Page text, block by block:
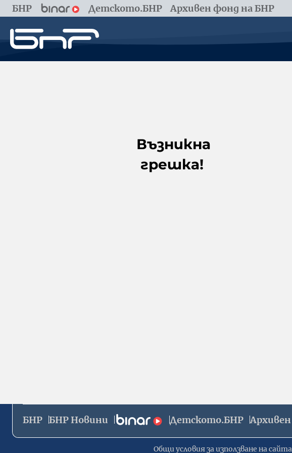
БНР Детското.БНР Архивен фонд на БНР
Възникна
грешка!
БНР БНР Новини Детското.БНР
Общи условия за използване на сайта